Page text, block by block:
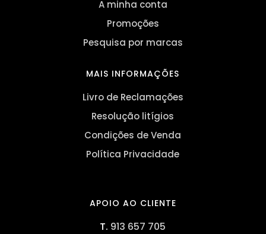
A minha conta
Promoções
Pesquisa por marcas
MAIS INFORMAÇÕES
Livro de Reclamações
Resolução litígios
Condições de Venda
Política Privacidade
APOIO AO CLIENTE
T. 913 657 705